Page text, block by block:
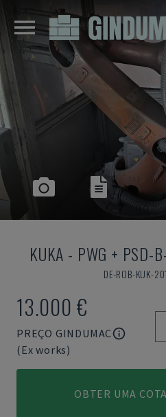
KUKA - PWG + PSD-
DE-ROB-KUK-
13.000 €
PREÇO GINDUMAC
(Ex works)
OBTER UMA